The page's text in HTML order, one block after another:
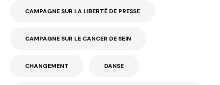
CAMPAGNE SUR LA LIBERTÉ DE PRESSE
CAMPAGNE SUR LE CANCER DE SEIN
CHANGEMENT DANSE